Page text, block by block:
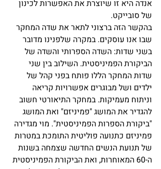
אנדה היא זו שיוצרת את האפשרות לכינון
של סובייקט.
בהקשר הזה ברצוני לתאר את שדה המחקר
שבו אנו עוסקים. במקרה שלפנינו מדובר
בשני שדות: השדה הספרותי והשדה של
הביקורת הפמיניסטית. השילוב בין שני
שדות המחקר הללו פותח בפני קהל של
ילדים ושל מבוגרים אפשרויות קריאה
וניתוח מעמיקות. במחקר התיאורטי חשוב
להגדיר את המושג "פמיניזם" ואת המושג
"ביקורת הספרות הפמיניסטית". מוי מגדירה
פמיניזם כתנועה פוליטית התומכת במטרות
של תנועת הנשים החדשה שצמחה בשנות
ה-60 המאוחרות, ואת הביקורת הפמיניסטית